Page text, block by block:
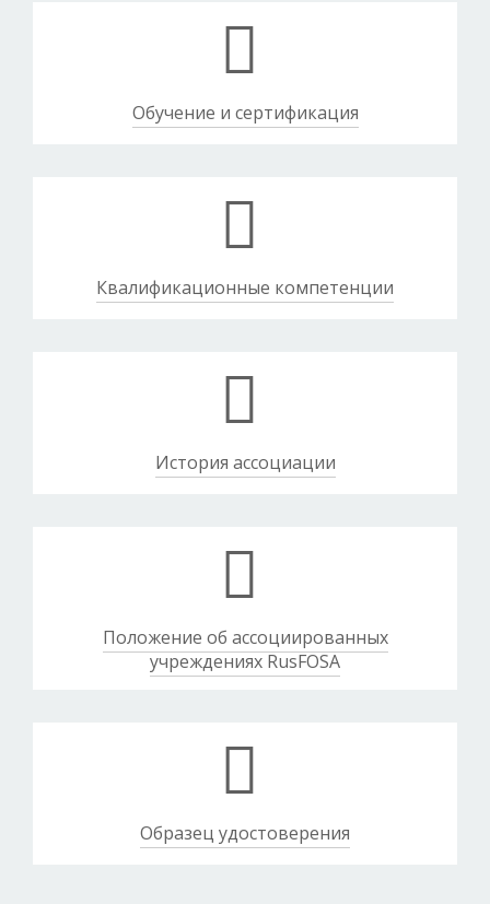
Обучение и сертификация
Квалификационные компетенции
История ассоциации
Положение об ассоциированных
учреждениях RusFOSA
Образец удостоверения